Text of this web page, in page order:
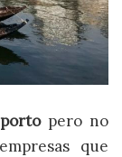
pero no
que